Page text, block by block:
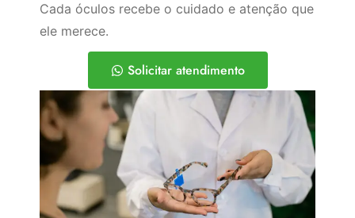
Cada óculos recebe o cuidado e atenção que
ele merece.
Solicitar atendimento